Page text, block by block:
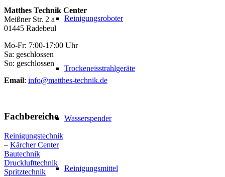
Reinigungsroboter
Trockeneisstrahlgeräte
Wasserspender
Reinigungsmittel
Matthes Technik Center
Meißner Str. 2 a
01445 Radebeul
Mo-Fr: 7:00-17:00 Uhr
Sa: geschlossen
So: geschlossen
Email: info@matthes-technik.de
Fachbereiche
Reinigungstechnik
– Kärcher Center
Bautechnik
Drucklufttechnik
Spritztechnik